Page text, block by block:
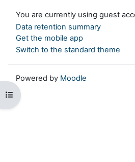
Open course index
You are currently using guest
Data retention summary
Get the mobile app
Switch to the standard theme
Powered by Moodle